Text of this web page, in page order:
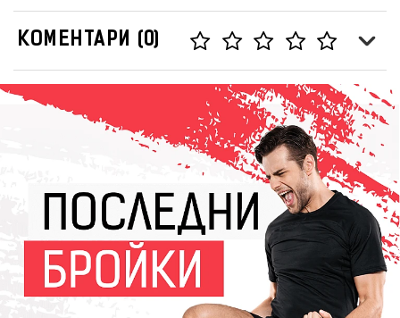
КОМЕНТАРИ (0)